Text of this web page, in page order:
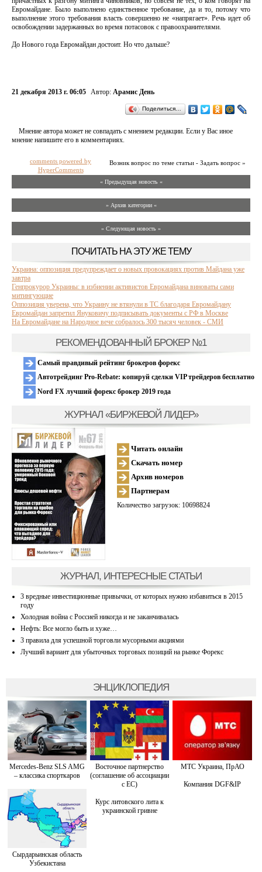
Евромайдане. Было выполнено единственное требование, да и то, потому что
выполнение этого требования власть совершенно не «напрягает». Речь идет об
освобождении задержанных во время потасовок с правоохранителями.
До Нового года Евромайдан достоит. Но что дальше?
21 декабря 2013 г. 06:05 Автор: Арамис День
Поделиться…
Мнение автора может не совпадать с мнением редакции. Если у Вас иное
мнение напишите его в комментариях.
Возник вопрос по теме статьи - Задать вопрос »
comments powered by
HyperComments
« Предыдущая новость «
» Архив категории «
» Следующая новость »
ПОЧИТАТЬ НА ЭТУ ЖЕ ТЕМУ
Украина: оппозиция предупреждает о новых провокациях против Майдана уже
завтра
Генпрокурор Украины: в избиении активистов Евромайдана виноваты сами
митингующие
Оппозиция уверена, что Украину не втянули в ТС благодаря Евромайдану
Евромайдан запретил Януковичу подписывать документы с РФ в Москве
На Евромайдане на Народное вече собралось 300 тысяч человек - СМИ
РЕКОМЕНДОВАННЫЙ БРОКЕР №1
Самый правдивый рейтинг брокеров форекс
Автотрейдинг Pro-Rebate: копируй сделки VIP трейдеров бесплатно
Nord FX лучший форекс брокер 2019 года
ЖУРНАЛ «БИРЖЕВОЙ ЛИДЕР»
Читать онлайн
Скачать номер
Архив номеров
Партнерам
Количество загрузок: 10698824
ЖУРНАЛ, ИНТЕРЕСНЫЕ СТАТЬИ
3 вредные инвестиционные привычки, от которых нужно избавиться в 2015
году
Холодная война с Россией никогда и не заканчивалась
Нефть: Все могло быть и хуже…
3 правила для успешной торговли мусорными акциями
Лучший вариант для убыточных торговых позиций на рынке Форекс
ЭНЦИКЛОПЕДИЯ
Mercedes-Benz SLS AMG
– классика спорткаров
Восточное партнерство
(соглашение об ассоциации
с ЕС)
МТС Украина, ПрАО
Компания DGF&IP
Сырдарьинская область
Узбекистана
Курс литовского лита к
украинской гривне